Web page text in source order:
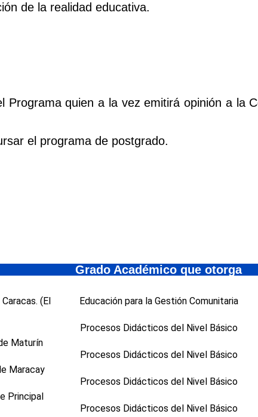
de la realidad educativa.
Programa quien a la vez emitirá opinión a la
el programa de postgrado.
(El
Maturín
Maracay
Principal
Grado Académico que otorga
Educación para la Gestión Comunitaria
Procesos Didácticos del Nivel Básico
Procesos Didácticos del Nivel Básico
Procesos Didácticos del Nivel Básico
Procesos Didácticos del Nivel Básico